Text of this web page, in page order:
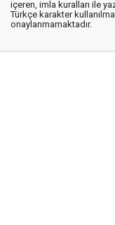
içeren, imla kuralları ile
Türkçe karakter
onaylanmamaktadır.